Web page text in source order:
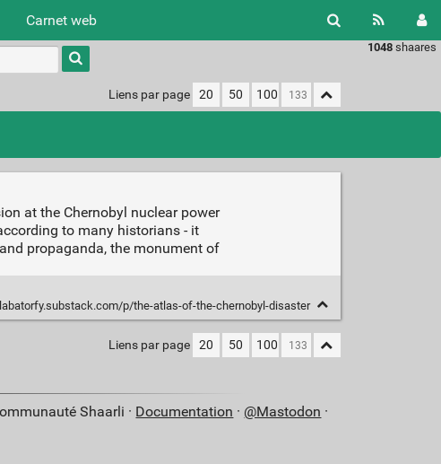
Carnet web
1048 shaares
Type 1 or
more
charactersLiens par page 20 50 100
at the Chernobyl nuclear power
to many historians - it
propaganda, the monument of
p/the-atlas-of-the-chernobyl-disaster
Liens par page 20 50 100
Shaarli · Documentation · @Mastodon ·